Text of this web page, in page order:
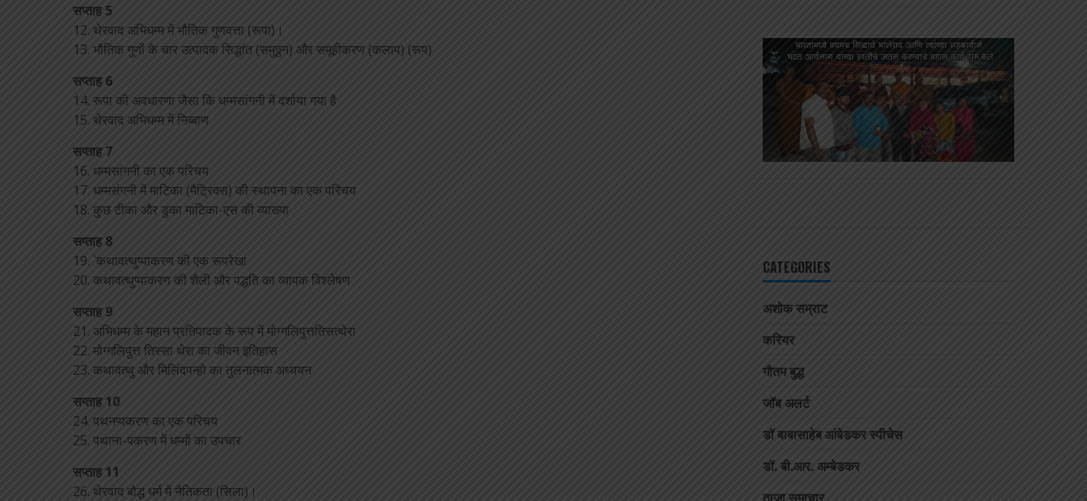
सप्ताह 5
12. थेरवाद अभिधम्म में भौतिक गुणवत्ता (रूपा)।
13. भौतिक गुणों के चार उत्पादक सिद्धांत (समुठ्ठन) और समूहीकरण (कलाप) (रूप)
सप्ताह 6
14. रूपा की अवधारणा जैसा कि धम्मसांगनी में दर्शाया गया है
15. थेरवाद अभिधम्म में निब्बाण
सप्ताह 7
16. धम्मसांगनी का एक परिचय
17. धम्मसंगनी में माटिका (मैट्रिक्स) की स्थापना का एक परिचय
18. कुछ टीका और डुका माटिका-एस की व्याख्या
सप्ताह 8
19. `कथावत्थुप्पाकरण की एक रूपरेखा
20. कथावत्थुप्पाकरण की शैली और पद्धति का व्यापक विश्लेषण
सप्ताह 9
21. अभिधम्म के महान प्रतिपादक के रूप में मोग्गलिपुत्ततिसत्थेरा
22. मोग्गलिपुत्त तिस्सा थेरा का जीवन इतिहास
23. कथावत्थु और मिलिंदपन्हो का तुलनात्मक अध्ययन
सप्ताह 10
24. पथनप्पकरण का एक परिचय
25. पथाना-पकरण में धम्मों का उपचार
सप्ताह 11
26. थेरवाद बौद्ध धर्म में नैतिकता (सिला)।
CATEGORIES
अशोक सम्राट
करियर
गौतम बुद्ध
जॉब अलर्ट
डॉ बाबासाहेब आंबेडकर स्पीचेस
डॉ. बी.आर. अम्बेडकर
ताजा समाचार